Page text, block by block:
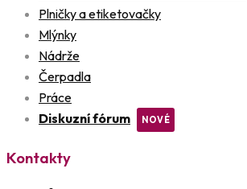
Plničky a etiketovačky
Mlýnky
Nádrže
Čerpadla
Práce
Diskuzní fórum
Kontakty